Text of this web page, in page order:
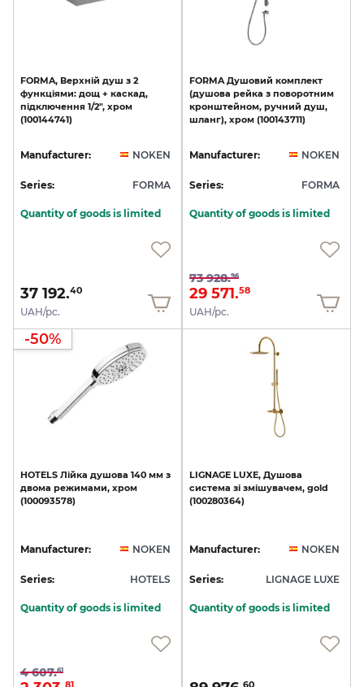
FORMA, Верхній душ з 2
функціями: дощ + каскад,
підключення 1/2", хром
(100144741)
Manufacturer: NOKEN
Series: FORMA
Quantity of goods is limited
37 192.40
UAH/pc.
FORMA Душовий комплект
(душова рейка з поворотним
кронштейном, ручний душ,
шланг), хром (100143711)
Manufacturer: NOKEN
Series: FORMA
Quantity of goods is limited
73 928.96
29 571.58
UAH/pc.
-50%
HOTELS Лійка душова 140 мм з
двома режимами, хром
(100093578)
Manufacturer: NOKEN
Series: HOTELS
Quantity of goods is limited
4 607.61
81
LIGNAGE LUXE, Душова
система зі змішувачем, gold
(100280364)
Manufacturer: NOKEN
Series: LIGNAGE LUXE
Quantity of goods is limited
60